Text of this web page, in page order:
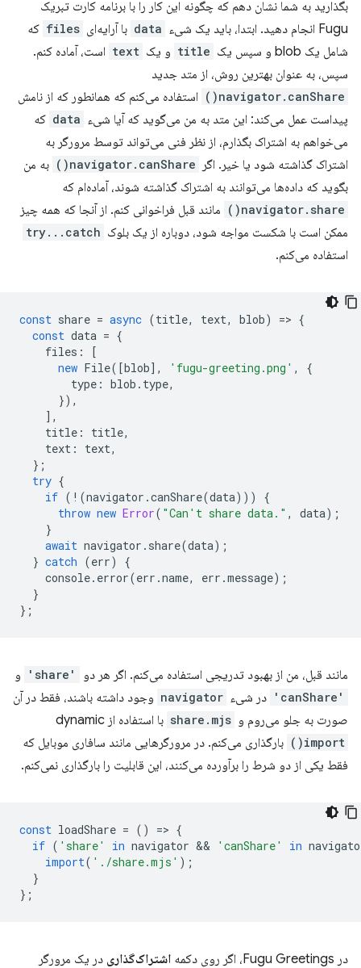
بگذارید به شما نشان دهم که چگونه این کار را با برنامه کارت تبریک
Fugu انجام دهید. ابتدا، باید یک شیء
data با آرایه‌ای files که
شامل یک blob و سپس یک
title و یک text است، آماده کنم.
سپس، به عنوان بهترین روش، از متد جدید
navigator.canShare()
استفاده می‌کنم که همانطور که از نامش
پیداست عمل می‌کند: این متد به من می‌گوید که آیا شیء data که
می‌خواهم به اشتراک بگذارم، از نظر فنی می‌تواند توسط مرورگر به
اشتراک گذاشته شود یا خیر. اگر
navigator.canShare()
به من
بگوید که داده‌ها می‌توانند به اشتراک گذاشته شوند، آماده‌ام که
navigator.share()
مانند قبل فراخوانی کنم. از آنجا که همه چیز
ممکن است با شکست مواجه شود، دوباره از یک بلوک try...catch
استفاده می‌کنم.
const share = async (title, text, blob) => {
const data = {
files :
[
new File([blob], 'fugu-greeting.png' ,
{
type : blob . type,
}),
],
title : title,
text : text,
};
try {
if ( ! (navigator .canShare(data)))
{
throw new Error( "Can't share data." , data);
}
await navigator . share(data);
} catch (err)
{
console. error(err .name, err .message);
}
};
مانند قبل، من از بهبود تدریجی استفاده می‌کنم. اگر هر دو 'share' و
'canShare' در شیء navigator وجود داشته باشند، فقط در آن
صورت به جلو می‌روم و share.mjs با استفاده از dynamic
import()
بارگذاری می‌کنم. در مرورگرهایی مانند سافاری موبایل که
فقط یکی از دو شرط را برآورده می‌کنند، این قابلیت را بارگذاری نمی‌کنم.
const loadShare = () => {
if ( 'share' in navigator && 'canShare' in
import( './share.mjs' );
}
};
در Fugu Greetings، اگر روی دکمه اشتراک‌گذاری در یک مرورگر